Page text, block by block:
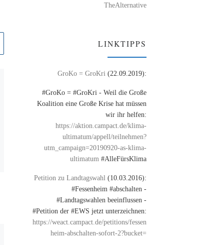
2009
Petition
wichtige #Petition gegen
Internetsperren
TheAlternative
LINKTIPPS
GroKo = GroKri (22.09.2019):
#GroKo = #GroKri - Weil die Große
Koalition eine Große Krise hat müssen
wir ihr helfen:
https://aktion.campact.de/klima-
ultimatum/appell/teilnehmen?
utm_campaign=20190920-as-klima-
ultimatum #AlleFürsKlima
Petition zu Landtagswahl (10.03.2016):
#Fessenheim #abschalten -
#Landtagswahlen beeinflussen -
#Petition der #EWS jetzt unterzeichnen:
https://weact.campact.de/petitions/fessen
heim-abschalten-sofort-2?bucket=